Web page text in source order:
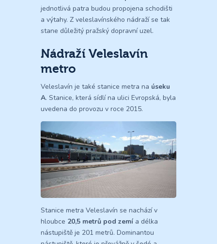
jednotlivá patra budou propojena schodišti
a výtahy. Z veleslavínského nádraží se tak
stane důležitý pražský dopravní uzel.
Nádraží Veleslavín
metro
Veleslavín je také stanice metra na úseku
A. Stanice, která sídlí na ulici Evropská, byla
uvedena do provozu v roce 2015.
Stanice metra Veleslavín se nachází v
hloubce 20,5 metrů pod zemí a délka
nástupiště je 201 metrů. Dominantou